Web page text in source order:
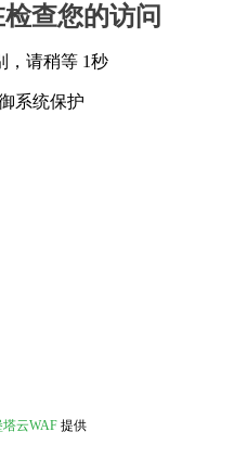
查您的访问
，请稍等 1秒
系统保护
塔云WAF 提供